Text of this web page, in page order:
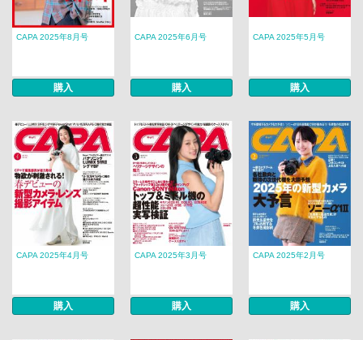
CAPA 2025年8月号
購入
CAPA 2025年6月号
購入
CAPA 2025年5月号
購入
CAPA 2025年4月号
購入
CAPA 2025年3月号
購入
CAPA 2025年2月号
購入